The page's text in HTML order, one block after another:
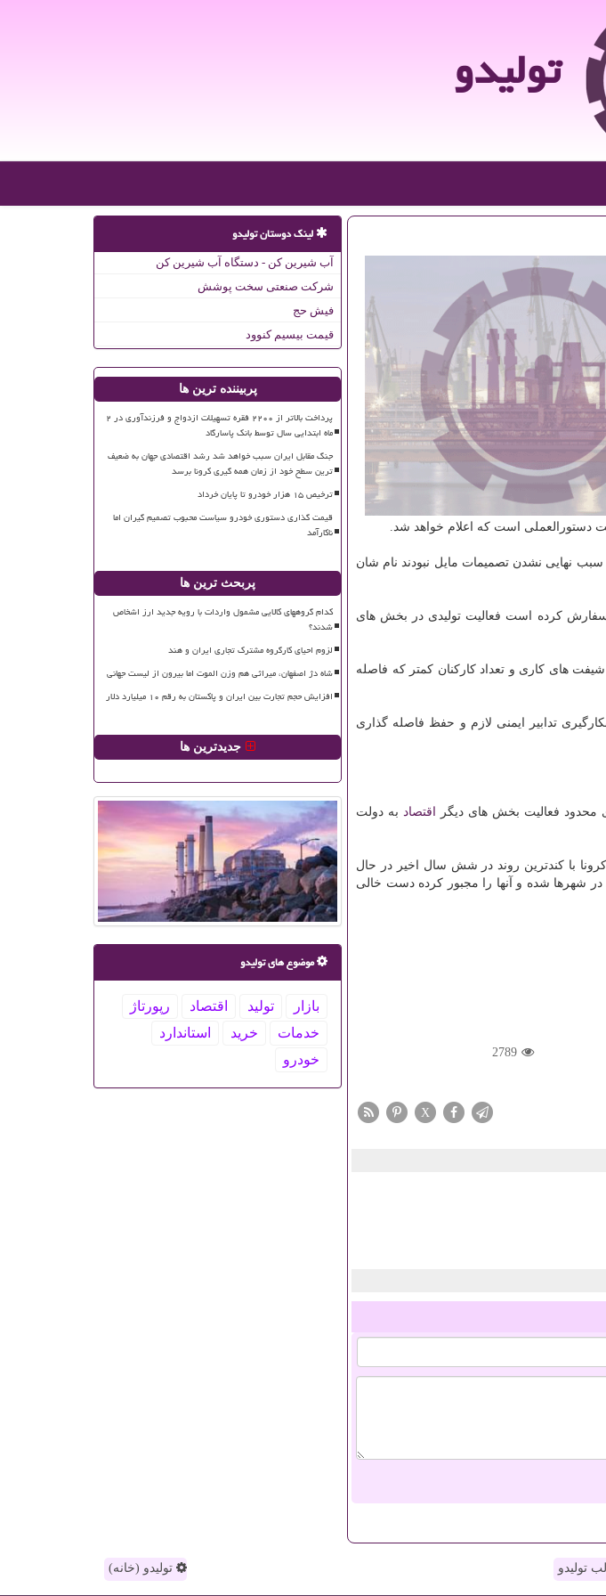
تولیدو
دستورالعملی است كه اعلام خواهد شد.
سبب نهایی نشدن تصمیمات مایل نبودند نام شان
كرده است فعالیت تولیدی در بخش های
های كاری و تعداد كاركنان كمتر كه فاصله
تدابیر ایمنی لازم و حفظ فاصله گذاری
محدود فعالیت بخش های دیگر اقتصادبه دولت
با كندترین روند در شش سال اخیر در حال
در شهرها شده و آنها را مجبور كرده دست خالی
2789
X
لینک دوستان تولیدو
آب شیرین کن - دستگاه آب شیرین کن
شرکت صنعتی سخت پوشش
فیش حج
قیمت بیسیم کنوود
پربیننده ترین ها
پرداخت بالاتر از ۲۲۰۰ فقره تسهیلات ازدواج و فرزندآوری در ۲
ماه ابتدایی سال توسط بانک پاسارگاد
جنگ مقابل ایران سبب خواهد شد رشد اقتصادی جهان به ضعیف
ترین سطح خود از زمان همه گیری کرونا برسد
ترخیص ۱۵ هزار خودرو تا پایان خرداد
قیمت گذاری دستوری خودرو سیاست محبوب تصمیم گیران اما
ناکارآمد
پربحث ترین ها
کدام گروههای کالایی مشمول واردات با رویه جدید ارز اشخاص
شدند؟
لزوم احیای کارگروه مشترک تجاری ایران و هند
شاه دژ اصفهان، میراثی هم وزن الموت اما بیرون از لیست جهانی
افزایش حجم تجارت بین ایران و پاکستان به رقم ۱۰ میلیارد دلار
جدیدترین ها
موضوع های تولیدو
بازار تولید اقتصاد
رپورتاژ
خدمات
خرید
استاندارد
خودرو
تولیدو تولیدو (خانه)